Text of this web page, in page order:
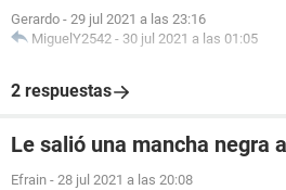
Gerardo - 29 jul 2021 a las 23:16
MiguelY2542 - 30 jul 2021 a las 01:05
2 respuestas
Le salió una mancha negra
Efrain - 28 jul 2021 a las 20:08